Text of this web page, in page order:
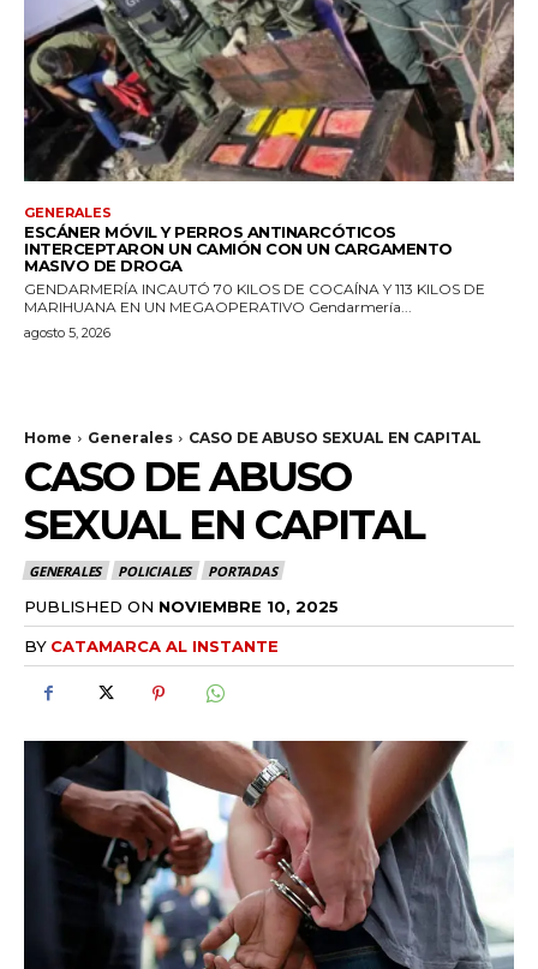
GENERALES
ESCÁNER MÓVIL Y PERROS ANTINARCÓTICOS
INTERCEPTARON UN CAMIÓN CON UN CARGAMENTO
MASIVO DE DROGA
GENDARMERÍA INCAUTÓ 70 KILOS DE COCAÍNA Y 113 KILOS DE
MARIHUANA EN UN MEGAOPERATIVO Gendarmería...
agosto 5, 2026